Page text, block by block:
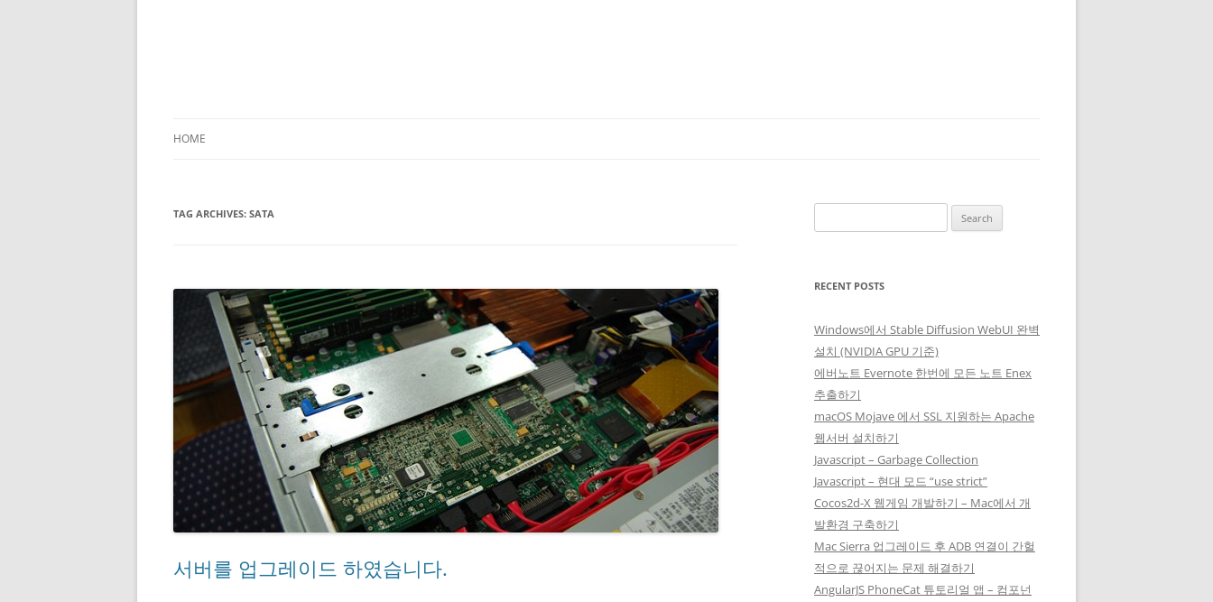
HOME
TAG ARCHIVES: SATA
서버를 업그레이드 하였습니다.
for:
RECENT POSTS
Windows에서 Stable Diffusion WebUI 완벽
설치 (NVIDIA GPU 기준)
에버노트 Evernote 한번에 모든 노트 Enex
추출하기
macOS Mojave 에서 SSL 지원하는 Apache
웹서버 설치하기
Javascript – Garbage Collection
Javascript – 현대 모드 “use strict”
Cocos2d-X 웹게임 개발하기 – Mac에서 개
발환경 구축하기
Mac Sierra 업그레이드 후 ADB 연결이 간헐
적으로 끊어지는 문제 해결하기
AngularJS PhoneCat 튜토리얼 앱 – 컴포넌